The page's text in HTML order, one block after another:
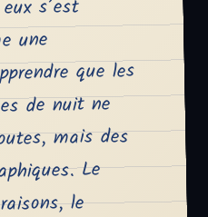
s’est
une
que les
de nuit ne
mais des
Le
le